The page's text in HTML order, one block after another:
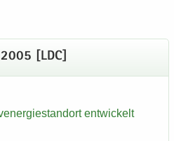
[LDC]
ent­wi­ckelt